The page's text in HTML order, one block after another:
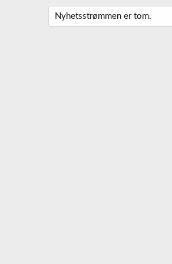
Nyhetsstrømmen er tom.